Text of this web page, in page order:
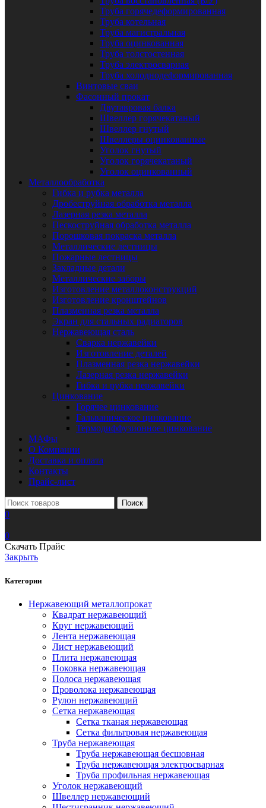
Труба горячедеформированная
Труба котельная
Труба магистральная
Труба оцинкованная
Труба толстостенная
Труба электросварная
Труба холоднодеформированная
Винтовые сваи
Фасонный прокат
Двутавровая балка
Швеллер горячекатаный
Швеллер гнутый
Швеллеры оцинкованные
Уголок гнутый
Уголок горячекатаный
Уголок оцинкованный
Металлообработка
Гибка и рубка металла
Дробеструйная обработка металла
Лазерная резка металла
Пескоструйная обработка металла
Порошковая покраска металла
Металлические лестницы
Пожарные лестницы
Закладные детали
Металлические заборы
Изготовление металлоконструкций
Изготовление кронштейнов
Плазменная резка металла
Экран для стальных радиаторов
Нержавеющая сталь
Сварка нержавейки
Изготовление деталей
Плазменная резка нержавейки
Лазерная резка нержавейки
Гибка и рубка нержавейки
Цинкование
Горячее цинкование
Гальваническое цинкование
Термодиффузионное цинкование
МАФы
О Компании
Доставка и оплата
Контакты
Прайс-лист
Поиск
0
0
Скачать Прайс
Закрыть
Категории
Нержавеющий металлопрокат
Квадрат нержавеющий
Круг нержавеющий
Лента нержавеющая
Лист нержавеющий
Плита нержавеющая
Поковка нержавеющая
Полоса нержавеющая
Проволока нержавеющая
Рулон нержавеющий
Сетка нержавеющая
Сетка тканая нержавеющая
Сетка фильтровая нержавеющая
Труба нержавеющая
Труба нержавеющая бесшовная
Труба нержавеющая электросварная
Труба профильная нержавеющая
Уголок нержавеющий
Швеллер нержавеющий